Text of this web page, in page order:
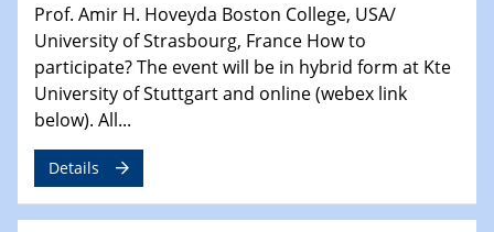
20.11.2024
GDCh Kolloquium
20.11.2024
Natural Water to H2
26.11.2024 - 27.11.2024
Prof. Amir H. Hoveyda Boston College, USA/
University of Strasbourg, France How to
participate? The event will be in hybrid form at Kte
University of Stuttgart and online (webex link
below). All...
Details